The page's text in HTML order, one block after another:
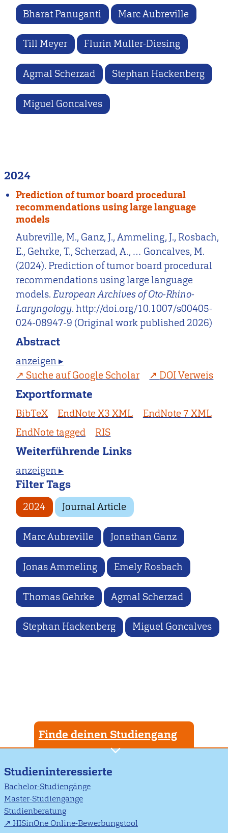
Bharat Panuganti Marc Aubreville
Till Meyer Flurin Müller-Diesing
Agmal Scherzad Stephan Hackenberg
Miguel Goncalves
2024
Prediction of tumor board procedural
recommendations using large language
models
Aubreville, M., Ganz, J., Ammeling, J., Rosbach,
E., Gehrke, T., Scherzad, A., … Goncalves, M.
(2024). Prediction of tumor board procedural
recommendations using large language
models.European Archives of Oto-Rhino-
Laryngology. http://doi.org/10.1007/s00405-
024-08947-9 (Original work published 2026)
Abstract
anzeigen ▸
Suche auf Google Scholar
DOI Verweis
Exportformate
BibTeX EndNote X3 XML
EndNote 7 XML
EndNote tagged
RIS
Weiterführende Links
anzeigen ▸
Filter Tags
2024 Journal Article
Marc Aubreville Jonathan Ganz
Jonas Ammeling Emely Rosbach
Thomas Gehrke Agmal Scherzad
Stephan Hackenberg Miguel Goncalves
Finde deinen Studiengang
Studieninteressierte
Bachelor-Studiengänge
Master-Studiengänge
Studienberatung
HISinOne Online-Bewerbungstool